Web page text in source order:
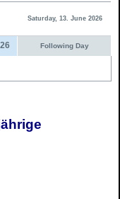
Saturday, 13. June 2026
Following Day